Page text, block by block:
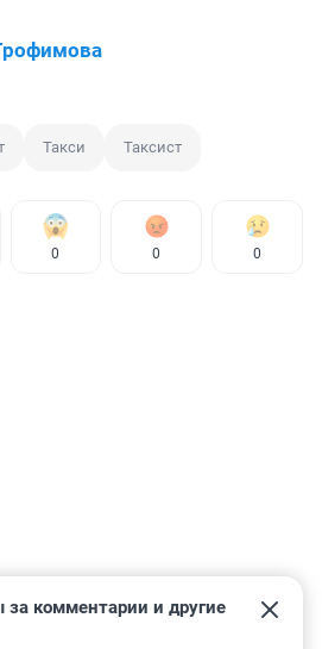
Такси Таксист
0 0 0
за комментарии и другие